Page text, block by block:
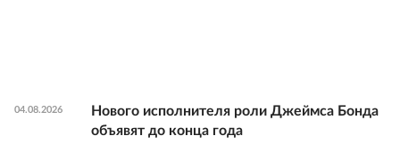
04.08.2026
Нового исполнителя роли Джеймса Бонда
объявят до конца года